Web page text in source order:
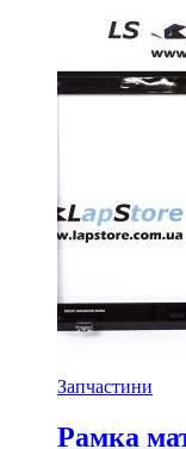
Запчастини
Рамка